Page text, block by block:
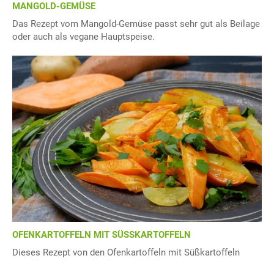
MANGOLD-GEMÜSE
Das Rezept vom Mangold-Gemüse passt sehr gut als Beilage
oder auch als vegane Hauptspeise.
OFENKARTOFFELN MIT SÜSSKARTOFFELN
Dieses Rezept von den Ofenkartoffeln mit Süßkartoffeln